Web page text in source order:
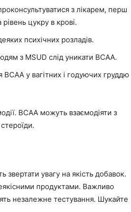
з лікарем, перш
цукру в крові.
психічних розладів.
з MSUD слід уникати BCAA.
BCAA у вагітних і годуючих груддю
BCAA можуть взаємодіяти з
звертати увагу на якість добавок.
продуктами. Важливо
незалежне тестування. Шукайте